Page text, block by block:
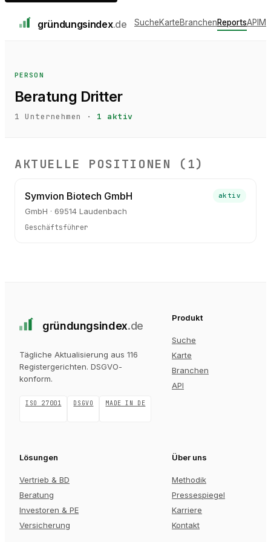
gründungsindex.de SucheKarteBranchenReportsAPI
PERSON
Beratung Dritter
1 Unternehmen · 1 aktiv
AKTUELLE POSITIONEN ( 1)
Symvion Biotech GmbH
GmbH · 69514 Laudenbach
aktiv
Geschäftsführer
gründungsindex.de
Tägliche Aktualisierung aus 116
Registergerichten. DSGVO-
konform.
ISO 27001 DSGVO MADE IN DE
Produkt
Suche
Karte
Branchen
API
Lösungen
Vertrieb & BD
Beratung
Investoren & PE
Versicherung
Über uns
Methodik
Pressespiegel
Karriere
Kontakt